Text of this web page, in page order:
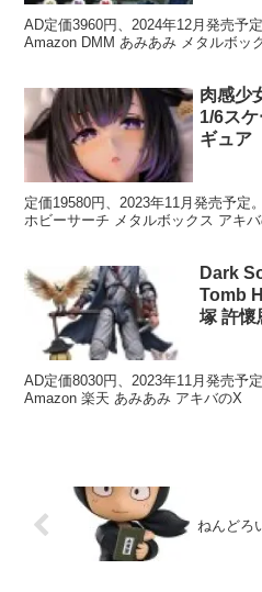
AD定価3960円、2024年12月発売予
Amazon DMM あみあみ メタルボッ
肉感少
1/6ス
ギュア
定価19580円、2023年11月発売予定
ホビーサーチ メタルボックス アキ
Dark
Tomb
塚 許懷
AD定価8030円、2023年11月発売予
Amazon 楽天 あみあみ アキバのX
ねんどろ